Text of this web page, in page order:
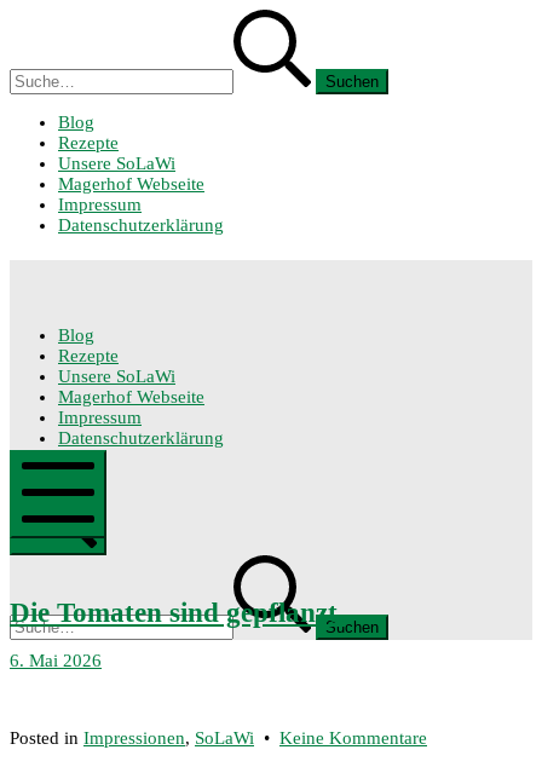
Blog
Rezepte
Unsere SoLaWi
Magerhof Webseite
Impressum
Datenschutzerklärung
Blog
Rezepte
Unsere SoLaWi
Magerhof Webseite
Impressum
Datenschutzerklärung
Suche
SoLaWi
Mobile
Menü
Die Tomaten sind gepflanzt.
6. Mai 2026
Posted in Impressionen, SoLaWi • Keine Kommentare